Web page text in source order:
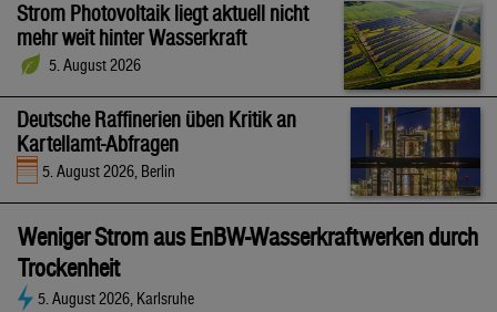
Strom Photovoltaik liegt aktuell nicht
mehr weit hinter Wasserkraft
5. August 2026
Deutsche Raffinerien üben Kritik an
Kartellamt-Abfragen
5. August 2026, Berlin
Weniger Strom aus EnBW-Wasserkraftwerken durch
Trockenheit
5. August 2026, Karlsruhe